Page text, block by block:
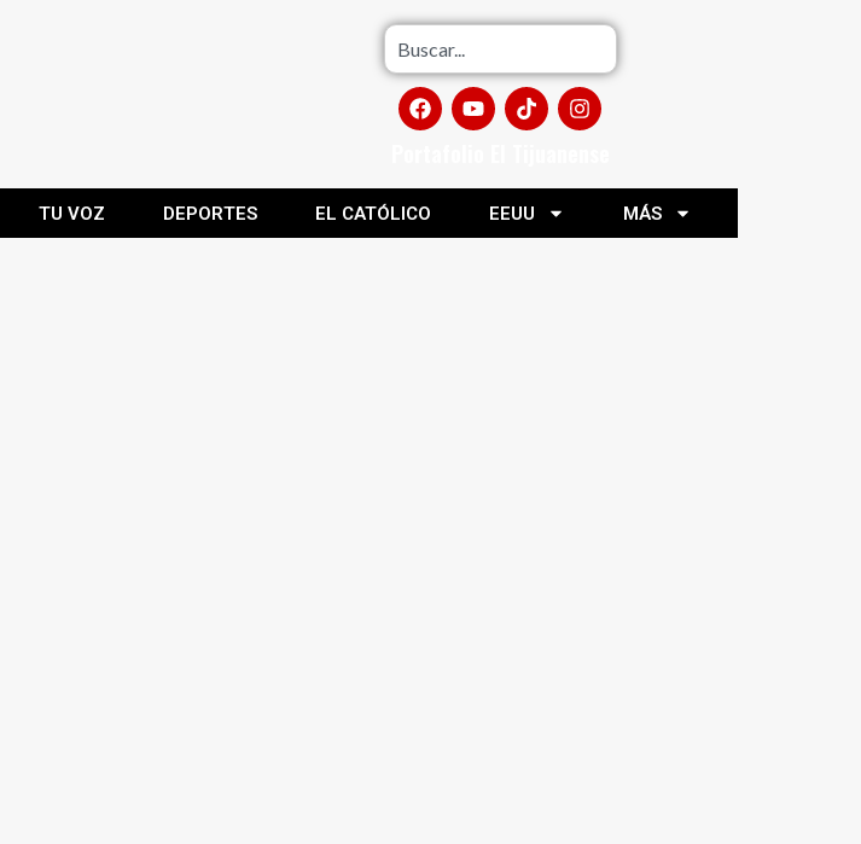
TU VOZ DEPORTES EL CATÓLICO EEUU MÁS